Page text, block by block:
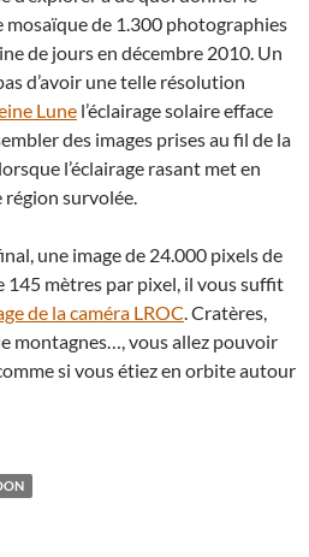
mosaïque de 1.300 photographies
de jours en décembre 2010. Un
d’avoir une telle résolution
Lune l’éclairage solaire efface
des images prises au fil de la
l’éclairage rasant met en
région survolée.
une image de 24.000 pixels de
mètres par pixel, il vous suffit
de la caméra LROC. Cratères,
montagnes…, vous allez pouvoir
si vous étiez en orbite autour